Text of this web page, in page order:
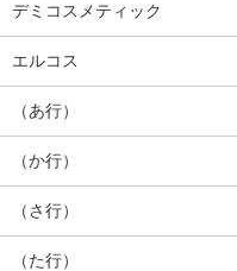
デミコスメティック
エルコス
（あ行）
（か行）
（さ行）
（た行）